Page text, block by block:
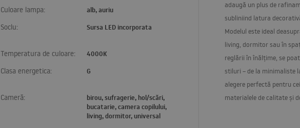
Culoare lampa:
alb, auriu
Soclu: Sursa LED incorporata
Temperatura de culoare:
4000K
Clasa energetica: G
Cameră:
birou, sufragerie, hol/scări,
bucatarie, camera copilului,
living, dormitor, universal
adaugă un plus de
subliniind latura
Modelul este ideal
living, dormitor sau în
reglării în înălțime, se
stiluri – de la minimaliste
alegere perfectă pentru
materialele de calitate și